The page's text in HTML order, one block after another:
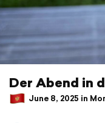
Der Abend in
June 8, 2025 in